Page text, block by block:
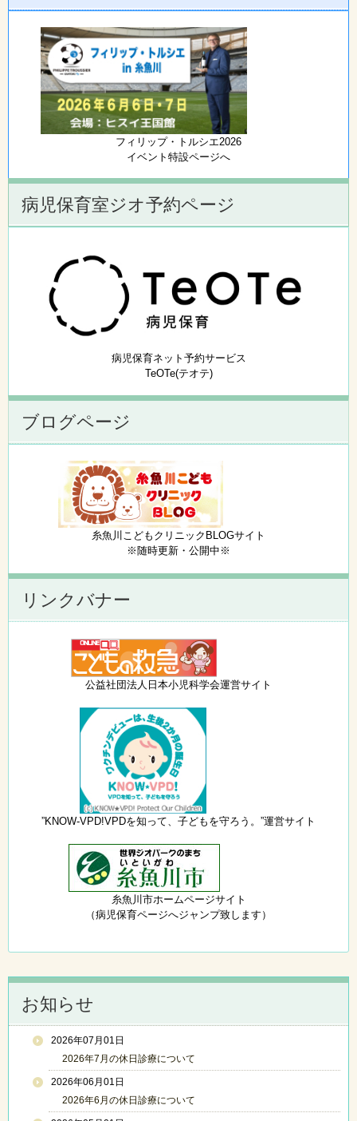
フィリップ・トルシエ2026
イベント特設ページへ
病児保育室ジオ予約ページ
病児保育ネット予約サービス
TeOTe(テオテ)
ブログページ
糸魚川こどもクリニックBLOGサイト
※随時更新・公開中※
リンクバナー
公益社団法人日本小児科学会運営サイト
”KNOW-VPD!VPDを知って、子どもを守ろう。”運営サイト
糸魚川市ホームページサイト
（病児保育ページへジャンプ致します）
お知らせ
2026年07月01日
2026年7月の休日診療について
2026年06月01日
2026年6月の休日診療について